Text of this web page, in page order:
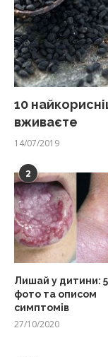
10
вживаєте
14/07/2019
2
Лишай у дитини: 5
фото та описом
симптомів
27/10/2020